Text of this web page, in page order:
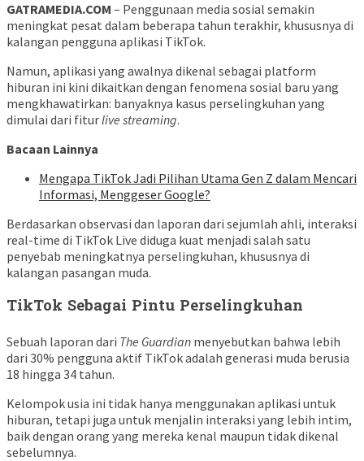
GATRAMEDIA.COM – Penggunaan media sosial semakin
meningkat pesat dalam beberapa tahun terakhir, khususnya di
kalangan pengguna aplikasi TikTok.
Namun, aplikasi yang awalnya dikenal sebagai platform
hiburan ini kini dikaitkan dengan fenomena sosial baru yang
mengkhawatirkan: banyaknya kasus perselingkuhan yang
dimulai dari fiturlive streaming.
Bacaan Lainnya
Mengapa TikTok Jadi Pilihan Utama Gen Z dalam Mencari
Informasi, Menggeser Google?
Berdasarkan observasi dan laporan dari sejumlah ahli, interaksi
real-time di TikTok Live diduga kuat menjadi salah satu
penyebab meningkatnya perselingkuhan, khususnya di
kalangan pasangan muda.
TikTok Sebagai Pintu Perselingkuhan
Sebuah laporan dari The Guardian menyebutkan bahwa lebih
dari 30% pengguna aktif TikTok adalah generasi muda berusia
18 hingga 34 tahun.
Kelompok usia ini tidak hanya menggunakan aplikasi untuk
hiburan, tetapi juga untuk menjalin interaksi yang lebih intim,
baik dengan orang yang mereka kenal maupun tidak dikenal
sebelumnya.